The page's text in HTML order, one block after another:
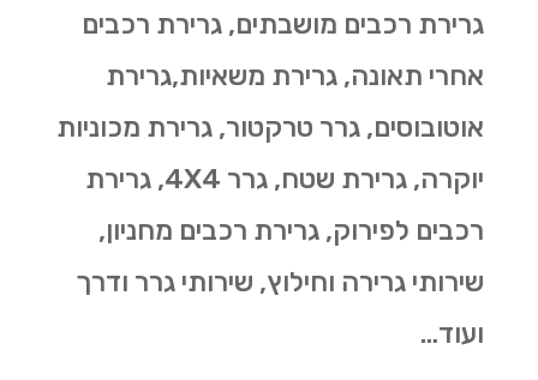
גרירת רכבים מושבתים, גרירת רכבים
אחרי תאונה, גרירת משאיות,גרירת
אוטובוסים, גרר טרקטור, גרירת מכוניות
יוקרה, גרירת שטח, גרר 4X4, גרירת
רכבים לפירוק, גרירת רכבים מחניון,
שירותי גרירה וחילוץ, שירותי גרר ודרך
ועוד…